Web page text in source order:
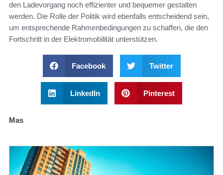
den Ladevorgang noch effizienter und bequemer gestalten
werden. Die Rolle der Politik wird ebenfalls entscheidend sein,
um entsprechende Rahmenbedingungen zu schaffen, die den
Fortschritt in der Elektromobilität unterstützen.
Facebook Twitter
LinkedIn Pinterest
Mas